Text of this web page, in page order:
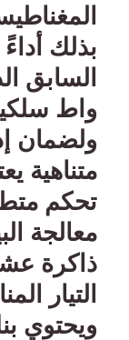
بذلك
ولضمان
متناهية
تحكم
معالجة
ذاكرة
التيار
ويحتوي